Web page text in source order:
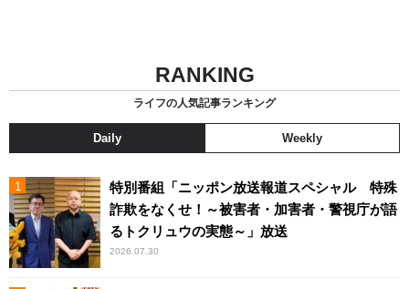
RANKING
ライフの人気記事ランキング
Daily Weekly
特別番組「ニッポン放送報道スペシャル 特殊
詐欺をなくせ！～被害者・加害者・警視庁が語
るトクリュウの実態～」放送
2026.07.30